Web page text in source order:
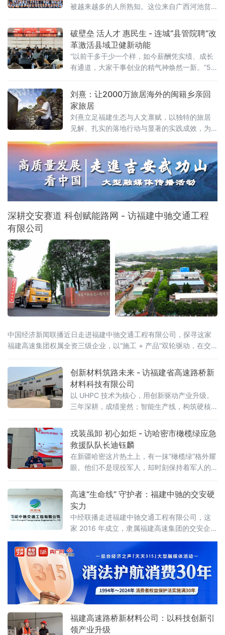
被越来越多的人所熟知。这位来自广西河池贫
东莞世勋电子科技有限公司董事长，并出任东
莞市广西河池商会会长。
破壁垒 活人才 惠民生 - 连城“县管院聘”改
革激活县域卫健新动能
“以前干多干少一个样，如今薪酬凭实绩、成长
有通道，大家干事创业的精气神焕然一新。”5
总医院副主任医师彭盛，谈起医改带来的变
化，言语间满是振奋。主动进修深造、主动下
沉基层、主动深耕临床，如今已成为连城卫健
系统的新风尚。作为福建省率先全域推进医疗
卫生人员“县管院聘”改革的县域，连城县以人事
制度改革为突破口，直
刘熹：让2000万旅居海外的闽籍乡亲回
家旅居
刘熹立足福建生态与人文禀赋，以独特的旅居
见解、扎实的落地行动与显著的实践成效，为
广的鲜活样本。他始终坚持，旅居不是生意，
而是生活；不是过客，而是共生，用十年坚守
诠释乡村旅居的真正价值，推动
深耕交安赛道 科创赋能路网 - 访福建中驰交通工程
有限公司
中国经济新闻联播近日走进福建中驰交通工程有限公司，探寻这家
福建高速集团权属全资三级企业，以“施工 + 产品”双轮驱动，在交
与丰硕成果。福建中驰交通工程有限公司成立于
创新材料筑路未来 - 访福建省高速路桥新
材料科技有限公司
以 UHPC 技术为核心，用创新驱动产业升级。
三年深耕，成绩斐然；智能生产线，构筑硬核
更耐久、更环保。面向未来，企业坚持专业
化、绿色化、装配化发展，以全场景解决方
案，助力福建交通迈向更高质量、更可持续的
新未来。
戎装虽卸 初心如炬 - 访哈密市橄榄绿应急
救援队队长迪钰麟
在新疆哈密这片热土上，有一抹“橄榄绿”格外耀
眼。他们不是现役军人，却时刻保持着军人的
信念集结——守护生命，服务人民。这支队伍
就是哈密市橄榄绿应急救援队，而带领他们冲
锋在前、屡创奇迹的“领头雁”，正是队长迪钰
麟。从军营硬汉到影视导演，再到公益救援先
锋，迪钰麟的人生轨迹几经转折，但刻在骨子
里的善良、勇敢与奉献，从未
高速“生命线” 守护者：福建中驰的交安硬
实力
中经联播走进福建中驰交通工程有限公司，这
家 2016 年成立，隶属福建高速集团的交安企
信、专业、创新、质量，为道路安全保驾护
航。从数码标牌定制喷绘，到 C 型横梁全自动
生产，再到日产 150 吨智能涂料生产线，中驰
公司以硬核技术，打造全链条交安解决方
福建高速路桥新材料公司：以科技创新引
领产业升级